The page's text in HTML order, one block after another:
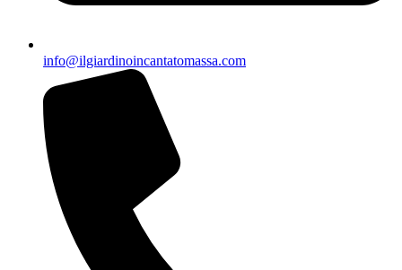
info@ilgiardinoincantatomassa.com